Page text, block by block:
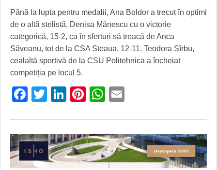
HARTA TIMIŞOAREI
LICEE, ŞCOLI ŞI GRĂDINIŢE DIN TIMIŞ
PRIMĂRIILE DIN TIMIŞ
SFATUL MEDICULUI
SFATURI JURIDICE
Până la lupta pentru medalii, Ana Boldor a trecut în optimi
de o altă stelistă, Denisa Mănescu cu o victorie
categorică, 15-2, ca în sferturi să treacă de Anca
Săveanu, tot de la CSA Steaua, 12-11. Teodora Sîrbu,
cealaltă sportivă de la CSU Politehnica a încheiat
competiția pe locul 5.
Facebook
Twitter
LinkedIn
Pinterest
WhatsApp